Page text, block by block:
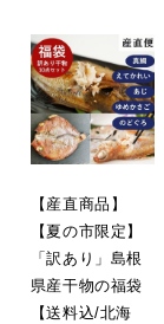
ま
い
で
な
善
こ
【産直商品】
【夏の市限定】
「訳あり」島根
県産干物の福袋
【送料込/北海